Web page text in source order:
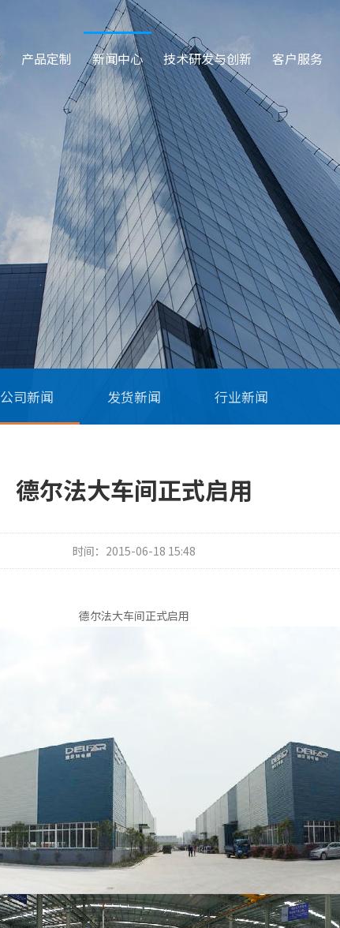
产品定制 新闻中心 技术研发与创新 客户服务
公司新闻 发货新闻 行业新闻
德尔法大车间正式启用
时间：2015-06-18 15:48
德尔法大车间正式启用